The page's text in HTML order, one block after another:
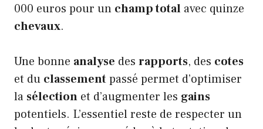
000 euros pour un champ total avec quinze
chevaux.
Une bonne analyse des rapports, des cotes
et du classementpassé permet d’optimiser
la sélection et d’augmenter les gains
potentiels. L’essentiel reste de respecter un